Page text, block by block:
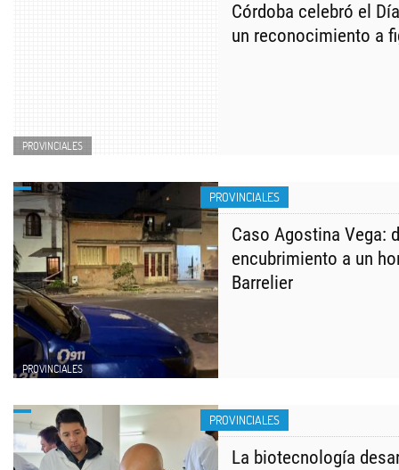
PROVINCIALES
Córdoba celebró el
un reconocimiento a
PROVINCIALES
PROVINCIALES
Caso Agostina Vega:
encubrimiento a un
Barrelier
PROVINCIALES
La biotecnología